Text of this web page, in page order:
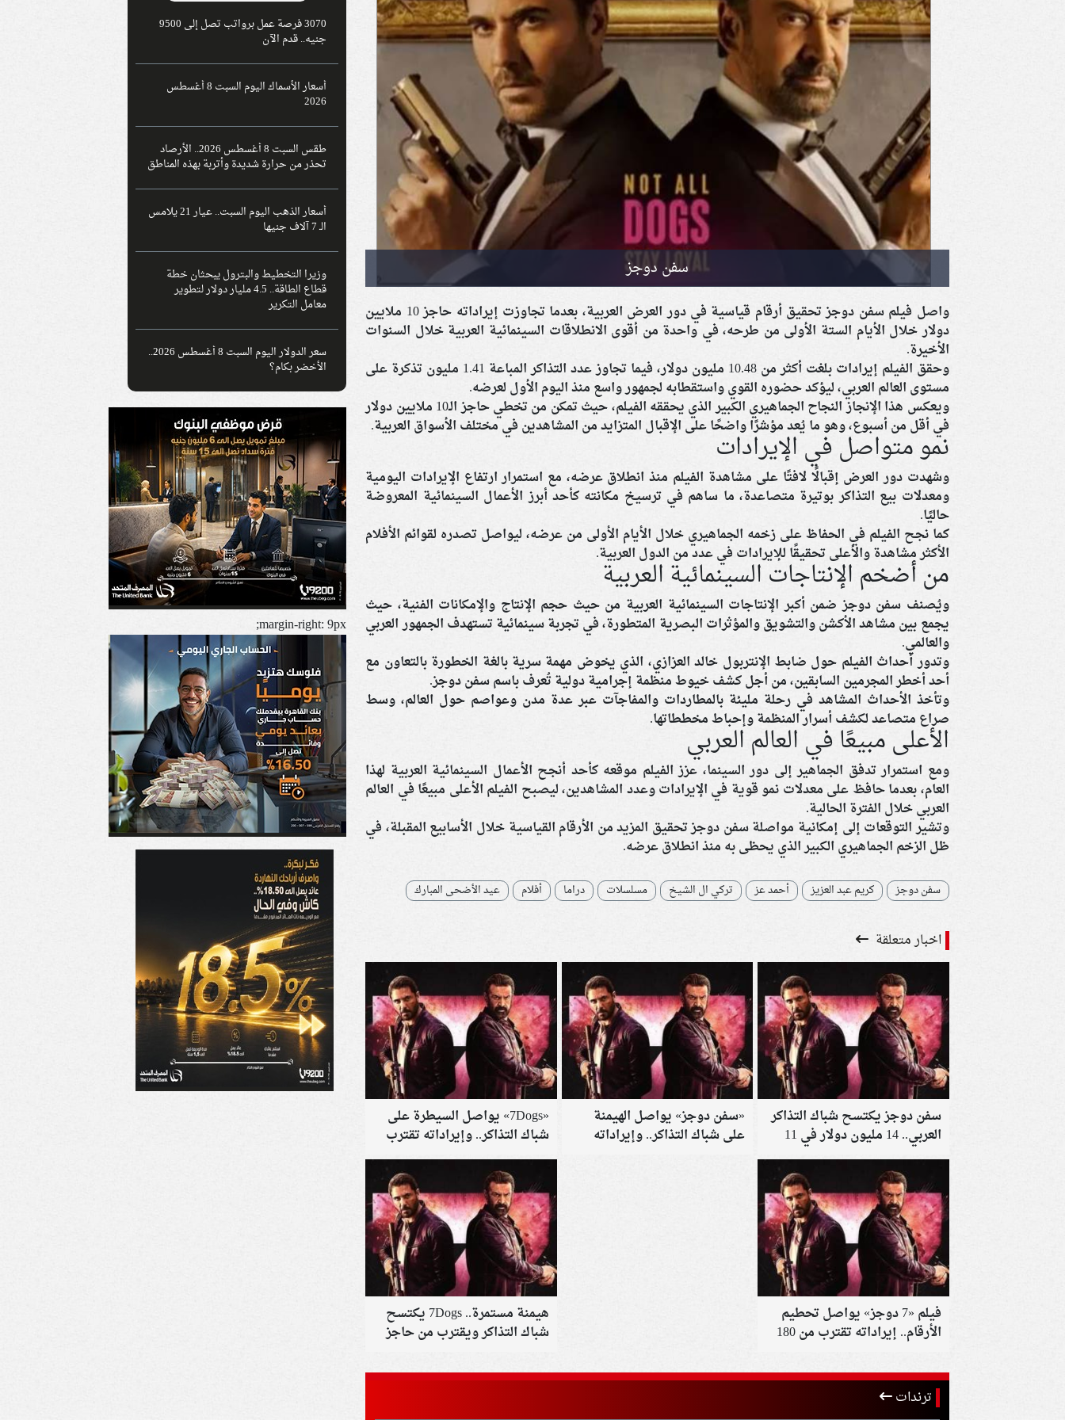
سفن دوجز
واصل فيلم سفن دوجز تحقيق أرقام قياسية في دور العرض العربية، بعدما تجاوزت إيراداته حاجز 10 ملايين
دولار خلال الأيام الستة الأولى من طرحه، في واحدة من أقوى الانطلاقات السينمائية العربية خلال السنوات
الأخيرة.
وحقق الفيلم إيرادات بلغت أكثر من 10.48 مليون دولار، فيما تجاوز عدد التذاكر المباعة 1.41 مليون تذكرة على
مستوى العالم العربي، ليؤكد حضوره القوي واستقطابه لجمهور واسع منذ اليوم الأول لعرضه.
ويعكس هذا الإنجاز النجاح الجماهيري الكبير الذي يحققه الفيلم، حيث تمكن من تخطي حاجز الـ10 ملايين دولار
في أقل من أسبوع، وهو ما يُعد مؤشرًا واضحًا على الإقبال المتزايد من المشاهدين في مختلف الأسواق العربية.
نمو متواصل في الإيرادات
وشهدت دور العرض إقبالًا لافتًا على مشاهدة الفيلم منذ انطلاق عرضه، مع استمرار ارتفاع الإيرادات اليومية
ومعدلات بيع التذاكر بوتيرة متصاعدة، ما ساهم في ترسيخ مكانته كأحد أبرز الأعمال السينمائية المعروضة
حاليًا.
كما نجح الفيلم في الحفاظ على زخمه الجماهيري خلال الأيام الأولى من عرضه، ليواصل تصدره لقوائم الأفلام
الأكثر مشاهدة والأعلى تحقيقًا للإيرادات في عدد من الدول العربية.
من أضخم الإنتاجات السينمائية العربية
ويُصنف سفن دوجز ضمن أكبر الإنتاجات السينمائية العربية من حيث حجم الإنتاج والإمكانات الفنية، حيث
يجمع بين مشاهد الأكشن والتشويق والمؤثرات البصرية المتطورة، في تجربة سينمائية تستهدف الجمهور العربي
والعالمي.
وتدور أحداث الفيلم حول ضابط الإنتربول خالد العزازي، الذي يخوض مهمة سرية بالغة الخطورة بالتعاون مع
أحد أخطر المجرمين السابقين، من أجل كشف خيوط منظمة إجرامية دولية تُعرف باسم سفن دوجز.
وتأخذ الأحداث المشاهد في رحلة مليئة بالمطاردات والمفاجآت عبر عدة مدن وعواصم حول العالم، وسط
صراع متصاعد لكشف أسرار المنظمة وإحباط مخططاتها.
الأعلى مبيعًا في العالم العربي
ومع استمرار تدفق الجماهير إلى دور السينما، عزز الفيلم موقعه كأحد أنجح الأعمال السينمائية العربية لهذا
العام، بعدما حافظ على معدلات نمو قوية في الإيرادات وعدد المشاهدين، ليصبح الفيلم الأعلى مبيعًا في العالم
العربي خلال الفترة الحالية.
وتشير التوقعات إلى إمكانية مواصلة سفن دوجز تحقيق المزيد من الأرقام القياسية خلال الأسابيع المقبلة، في
ظل الزخم الجماهيري الكبير الذي يحظى به منذ انطلاق عرضه.
سفن دوجز كريم عبد العزيز أحمد عز تركي ال الشيخ مسلسلات دراما أفلام عيد الأضحى المبارك
اخبار متعلقة
سفن دوجز يكتسح شباك التذاكر
العربي.. 14 مليون دولار في 11
يومًا
«سفن دوجز» يواصل الهيمنة
على شباك التذاكر.. وإيراداته
«7Dogs» يواصل السيطرة على
شباك التذاكر.. وإيراداته تقترب
من رقم تاريخي
فيلم «7 دوجز» يواصل تحطيم
الأرقام.. إيراداته تقترب من 180
هيمنة مستمرة.. 7Dogs يكتسح
شباك التذاكر ويقترب من حاجز
ترندات
3070 فرصة عمل برواتب تصل إلى 9500
جنيه.. قدم الآن
أسعار الأسماك اليوم السبت 8 أغسطس
2026
طقس السبت 8 أغسطس 2026.. الأرصاد
تحذر من حرارة شديدة وأتربة بهذه المناطق
أسعار الذهب اليوم السبت.. عيار 21 يلامس
الـ 7 آلاف جنيها
وزيرا التخطيط والبترول يبحثان خطة
قطاع الطاقة.. 4.5 مليار دولار لتطوير
معامل التكرير
سعر الدولار اليوم السبت 8 أغسطس 2026..
الأخضر بكام؟
margin-right: 9px;